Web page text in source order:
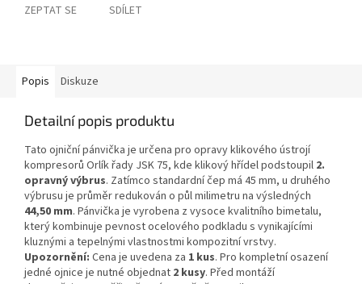
ZEPTAT SE SDÍLET
Popis Diskuze
Detailní popis produktu
Tato ojniční pánvička je určena pro opravy klikového ústrojí
kompresorů Orlík řady JSK 75, kde klikový hřídel podstoupil 2.
opravný výbrus. Zatímco standardní čep má 45 mm, u druhého
výbrusu je průměr redukován o půl milimetru na výsledných
44,50 mm. Pánvička je vyrobena z vysoce kvalitního bimetalu,
který kombinuje pevnost ocelového podkladu s vynikajícími
kluznými a tepelnými vlastnostmi kompozitní vrstvy.
Upozornění: Cena je uvedena za 1 kus. Pro kompletní osazení
jedné ojnice je nutné objednat 2 kusy. Před montáží